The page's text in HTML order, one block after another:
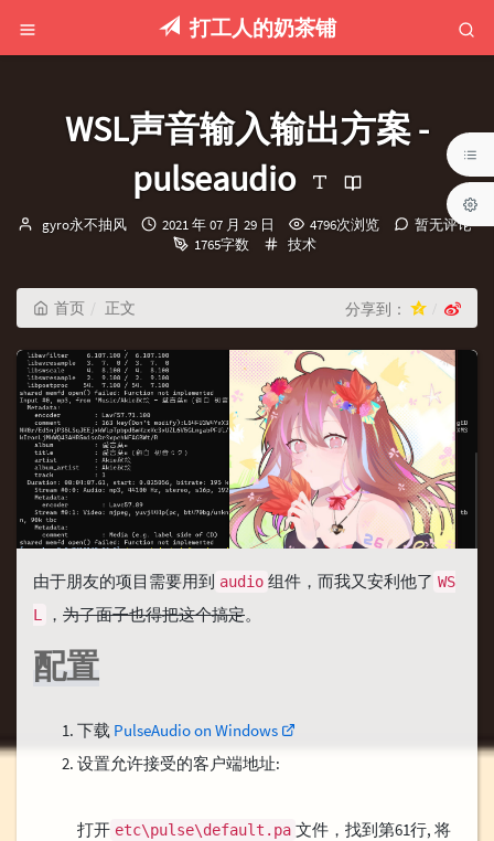
打工人的奶茶铺
WSL声音输入输出方案 -
pulseaudio
博
gyro永不抽风
发
布
2021 年 07 月 29 日 4796次浏览
暂无评论
1765字数
分
技术
首页 正文 分享到：
由于朋友的项目需要用到 audio 组件，而我又安利他了 WS
L
， 为了面子也得把这个搞定。
配置
下载 PulseAudio on Windows
设置允许接受的客户端地址:
打开 etc\pulse\default.pa 文件，找到第61行, 将